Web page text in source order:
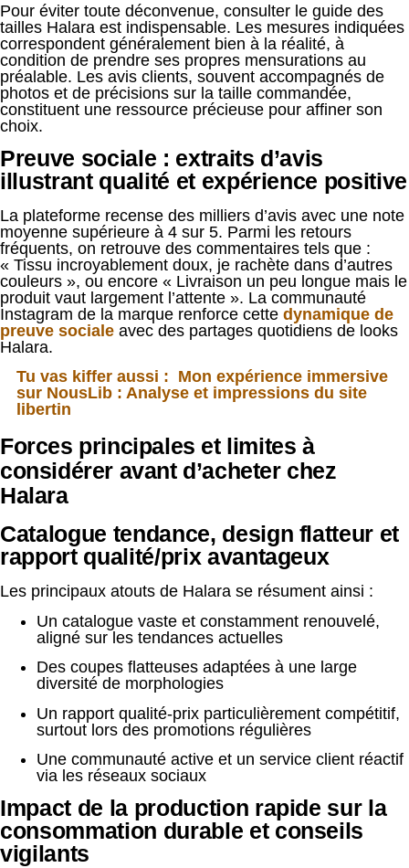
Pour éviter toute déconvenue, consulter le guide des
tailles Halara est indispensable. Les mesures indiquées
correspondent généralement bien à la réalité, à
condition de prendre ses propres mensurations au
préalable. Les avis clients, souvent accompagnés de
photos et de précisions sur la taille commandée,
constituent une ressource précieuse pour affiner son
choix.
Preuve sociale : extraits d’avis
illustrant qualité et expérience positive
La plateforme recense des milliers d’avis avec une note
moyenne supérieure à 4 sur 5. Parmi les retours
fréquents, on retrouve des commentaires tels que :
« Tissu incroyablement doux, je rachète dans d’autres
couleurs », ou encore « Livraison un peu longue mais le
produit vaut largement l’attente ». La communauté
Instagram de la marque renforce cette dynamique de
preuve sociale avec des partages quotidiens de looks
Halara.
Tu vas kiffer aussi : Mon expérience immersive
sur NousLib : Analyse et impressions du site
libertin
Forces principales et limites à
considérer avant d’acheter chez
Halara
Catalogue tendance, design flatteur et
rapport qualité/prix avantageux
Les principaux atouts de Halara se résument ainsi :
Un catalogue vaste et constamment renouvelé,
aligné sur les tendances actuelles
Des coupes flatteuses adaptées à une large
diversité de morphologies
Un rapport qualité-prix particulièrement compétitif,
surtout lors des promotions régulières
Une communauté active et un service client réactif
via les réseaux sociaux
Impact de la production rapide sur la
consommation durable et conseils
vigilants